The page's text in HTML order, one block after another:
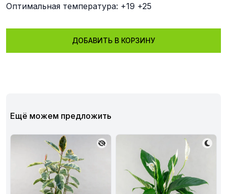
Оптимальная температура: +19 +25
ДОБАВИТЬ В КОРЗИНУ
Ещё можем предложить